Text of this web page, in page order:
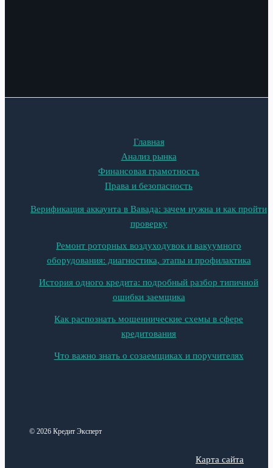
Главная
Анализ рынка
Финансовая грамотность
Права и безопасность
Верификация аккаунта в Вавада: зачем нужна и как пройти
проверку
Ремонт роторных воздуходувок и вакуумного
оборудования: диагностика, этапы и профилактика
История одного кредита: подробный разбор типичной
ошибки заемщика
Как распознать мошеннические схемы в сфере
кредитования
Что важно знать о созаемщиках и поручителях
© 2026 Кредит Эксперт
Карта сайта